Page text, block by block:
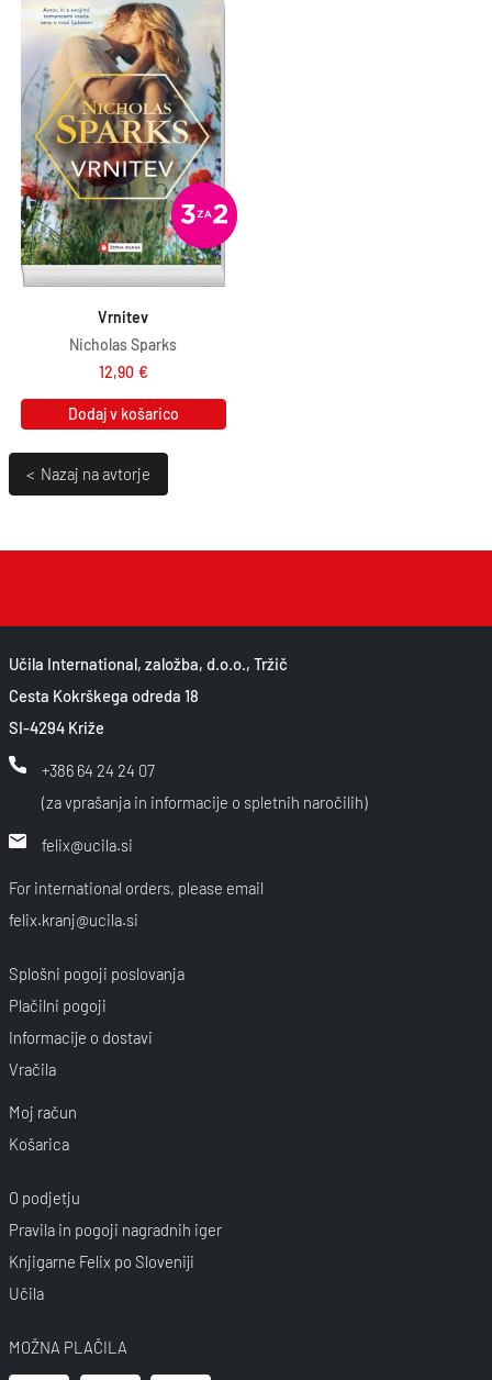
Vrnitev
Nicholas Sparks
12,90 €
Dodaj v košarico
< Nazaj na avtorje
Učila International, založba, d.o.o., Tržič
Cesta Kokrškega odreda 18
SI-4294 Križe
+386 64 24 24 07
(za vprašanja in informacije o spletnih naročilih)
felix@ucila.si
For international orders, please email
felix.kranj@ucila.si
Splošni pogoji poslovanja
Plačilni pogoji
Informacije o dostavi
Vračila
Moj račun
Košarica
O podjetju
Pravila in pogoji nagradnih iger
Knjigarne Felix po Sloveniji
Učila
MOŽNA PLAČILA